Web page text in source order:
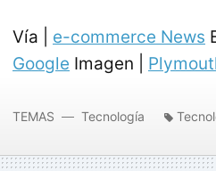
Vía | e-commerce News
Google Imagen |
TEMAS Tecnología